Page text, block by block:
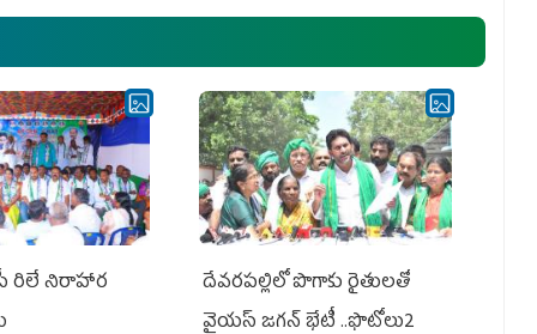
ఎమ్మెల్యేలు, ఎంపీల స‌మావేశం
రిలే నిరాహార
దేవరపల్లిలో పొగాకు రైతులతో
వైయస్ జగన్ భేటీ ..ఫొటోలు2